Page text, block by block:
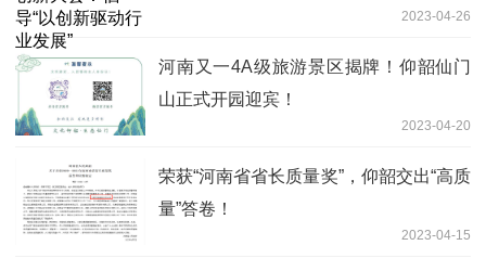
2023-04-26
河南又一4A级旅游景区揭牌！仰韶仙门
山正式开园迎宾！
2023-04-20
荣获“河南省省长质量奖”，仰韶交出“高质
量”答卷！
2023-04-15